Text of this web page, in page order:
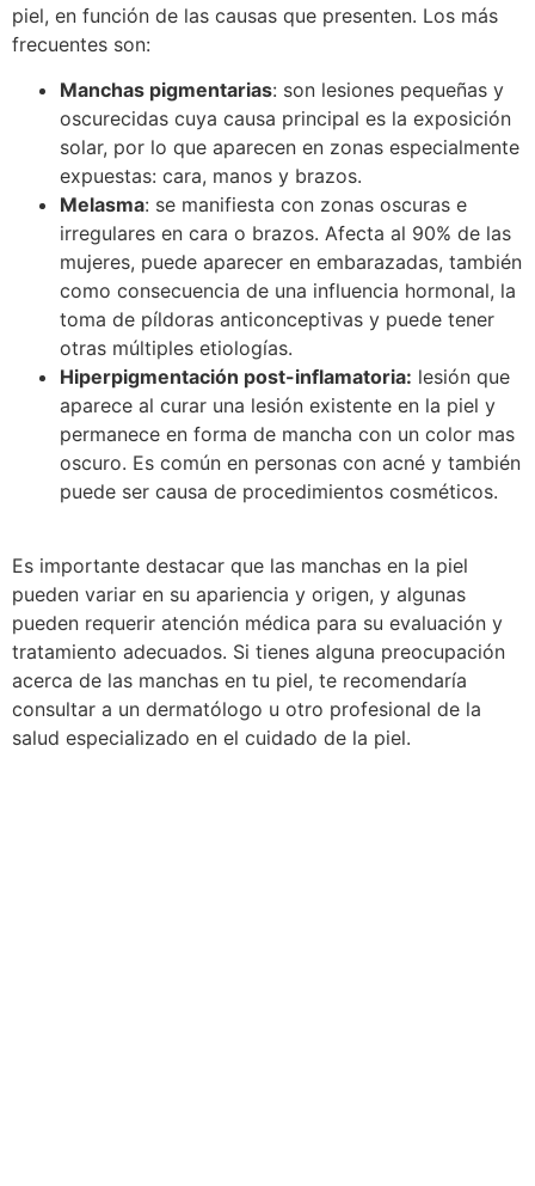
piel, en función de las causas que presenten. Los más
frecuentes son:
Manchas pigmentarias: son lesiones pequeñas y
oscurecidas cuya causa principal es la exposición
solar, por lo que aparecen en zonas especialmente
expuestas: cara, manos y brazos.
Melasma: se manifiesta con zonas oscuras e
irregulares en cara o brazos. Afecta al 90% de las
mujeres, puede aparecer en embarazadas, también
como consecuencia de una influencia hormonal, la
toma de píldoras anticonceptivas y puede tener
otras múltiples etiologías.
Hiperpigmentación post-inflamatoria: lesión que
aparece al curar una lesión existente en la piel y
permanece en forma de mancha con un color mas
oscuro. Es común en personas con acné y también
puede ser causa de procedimientos cosméticos.
Es importante destacar que las manchas en la piel
pueden variar en su apariencia y origen, y algunas
pueden requerir atención médica para su evaluación y
tratamiento adecuados. Si tienes alguna preocupación
acerca de las manchas en tu piel, te recomendaría
consultar a un dermatólogo u otro profesional de la
salud especializado en el cuidado de la piel.